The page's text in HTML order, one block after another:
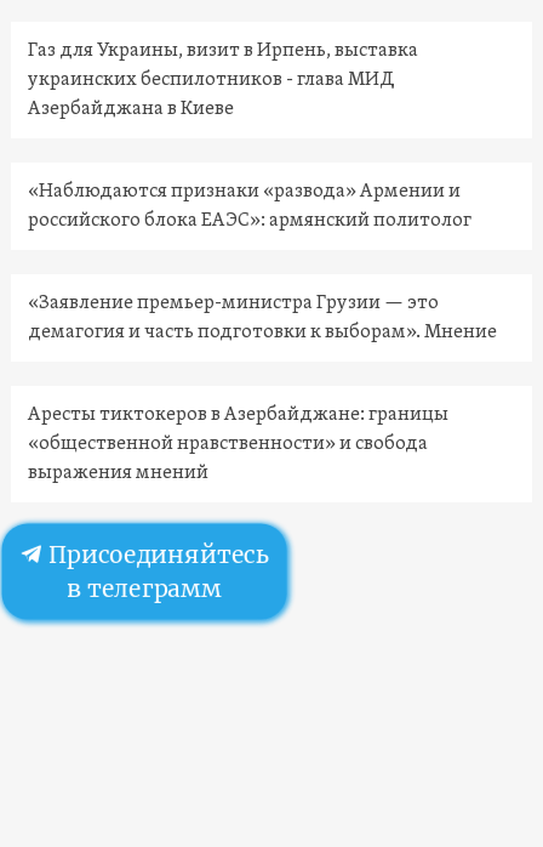
Газ для Украины, визит в Ирпень, выставка
украинских беспилотников - глава МИД
Азербайджана в Киеве
«Наблюдаются признаки «развода» Армении и
российского блока ЕАЭС»: армянский политолог
«Заявление премьер-министра Грузии — это
демагогия и часть подготовки к выборам». Мнение
Аресты тиктокеров в Азербайджане: границы
«общественной нравственности» и свобода
выражения мнений
Присоединяйтесь
в телеграмм